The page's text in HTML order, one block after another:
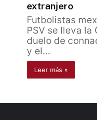
extranjero
Futbolistas
PSV se lleva la
duelo de
y el…
Leer más »